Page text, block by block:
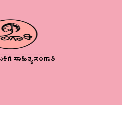
ಸಾಹಿತ್ಯ ಸಂಗಾತಿ